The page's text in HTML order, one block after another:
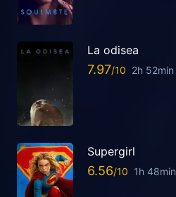
La odisea
7.97 2h 52min
Supergirl
6.56 1h 48min